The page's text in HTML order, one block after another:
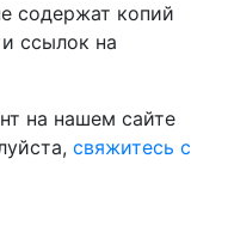
содержат копий
ссылок на
на нашем сайте
свяжитесь с